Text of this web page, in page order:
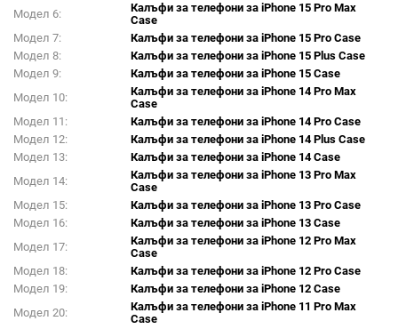
Модел 6:
Калъфи за телефони за iPhone 15 Pro Max
Case
Модел 7:
Калъфи за телефони за iPhone 15 Pro Case
Модел 8:
Калъфи за телефони за iPhone 15 Plus Case
Модел 9:
Калъфи за телефони за iPhone 15 Case
Модел 10:
Калъфи за телефони за iPhone 14 Pro Max
Case
Модел 11:
Калъфи за телефони за iPhone 14 Pro Case
Модел 12:
Калъфи за телефони за iPhone 14 Plus Case
Модел 13:
Калъфи за телефони за iPhone 14 Case
Модел 14:
Калъфи за телефони за iPhone 13 Pro Max
Case
Модел 15:
Калъфи за телефони за iPhone 13 Pro Case
Модел 16:
Калъфи за телефони за iPhone 13 Case
Модел 17:
Калъфи за телефони за iPhone 12 Pro Max
Case
Модел 18:
Калъфи за телефони за iPhone 12 Pro Case
Модел 19:
Калъфи за телефони за iPhone 12 Case
Модел 20:
Калъфи за телефони за iPhone 11 Pro Max
Case